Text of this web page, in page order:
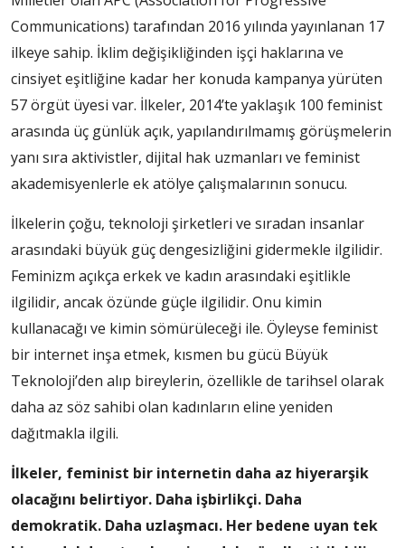
Communications) tarafından 2016 yılında yayınlanan 17
ilkeye sahip. İklim değişikliğinden işçi haklarına ve
cinsiyet eşitliğine kadar her konuda kampanya yürüten
57 örgüt üyesi var. İlkeler, 2014’te yaklaşık 100 feminist
arasında üç günlük açık, yapılandırılmamış görüşmelerin
yanı sıra aktivistler, dijital hak uzmanları ve feminist
akademisyenlerle ek atölye çalışmalarının sonucu.
İlkelerin çoğu, teknoloji şirketleri ve sıradan insanlar
arasındaki büyük güç dengesizliğini gidermekle ilgilidir.
Feminizm açıkça erkek ve kadın arasındaki eşitlikle
ilgilidir, ancak özünde güçle ilgilidir. Onu kimin
kullanacağı ve kimin sömürüleceği ile. Öyleyse feminist
bir internet inşa etmek, kısmen bu gücü Büyük
Teknoloji’den alıp bireylerin, özellikle de tarihsel olarak
daha az söz sahibi olan kadınların eline yeniden
dağıtmakla ilgili.
İlkeler, feminist bir internetin daha az hiyerarşik
olacağını belirtiyor. Daha işbirlikçi. Daha
demokratik. Daha uzlaşmacı. Her bedene uyan tek